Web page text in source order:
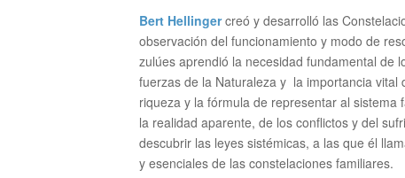
Bert Hellingercreó y desarrolló las
observación del funcionamiento y modo de
zulúes aprendió la necesidad fundamental de
fuerzas de la Naturaleza y la importancia vital
riqueza y la fórmula de representar al
la realidad aparente, de los conflictos y del
descubrir las leyes sistémicas, a las que él
y esenciales de las constelaciones familiares.